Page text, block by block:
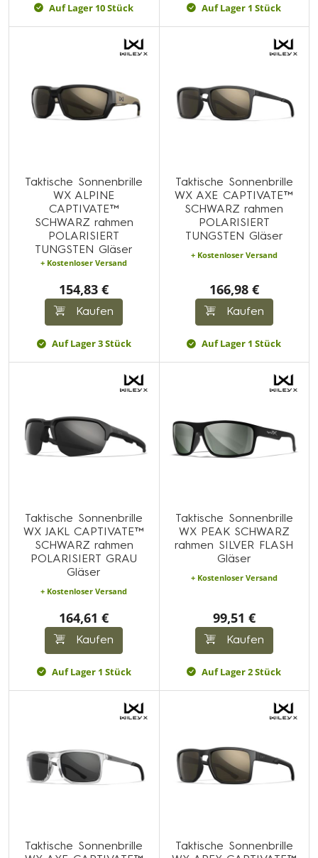
Auf Lager 10 Stück Auf Lager 1 Stück
Taktische Sonnenbrille
WX ALPINE
CAPTIVATE™
SCHWARZ rahmen
POLARISIERT
TUNGSTEN Gläser
+ Kostenloser Versand
154,83 €
Kaufen
Auf Lager 3 Stück
Taktische Sonnenbrille
WX AXE CAPTIVATE™
SCHWARZ rahmen
POLARISIERT
TUNGSTEN Gläser
+ Kostenloser Versand
166,98 €
Kaufen
Auf Lager 1 Stück
Taktische Sonnenbrille
WX JAKL CAPTIVATE™
SCHWARZ rahmen
POLARISIERT GRAU
Gläser
+ Kostenloser Versand
164,61 €
Kaufen
Auf Lager 1 Stück
Taktische Sonnenbrille
WX PEAK SCHWARZ
rahmen SILVER FLASH
Gläser
+ Kostenloser Versand
99,51 €
Kaufen
Auf Lager 2 Stück
Taktische Sonnenbrille
Taktische Sonnenbrille